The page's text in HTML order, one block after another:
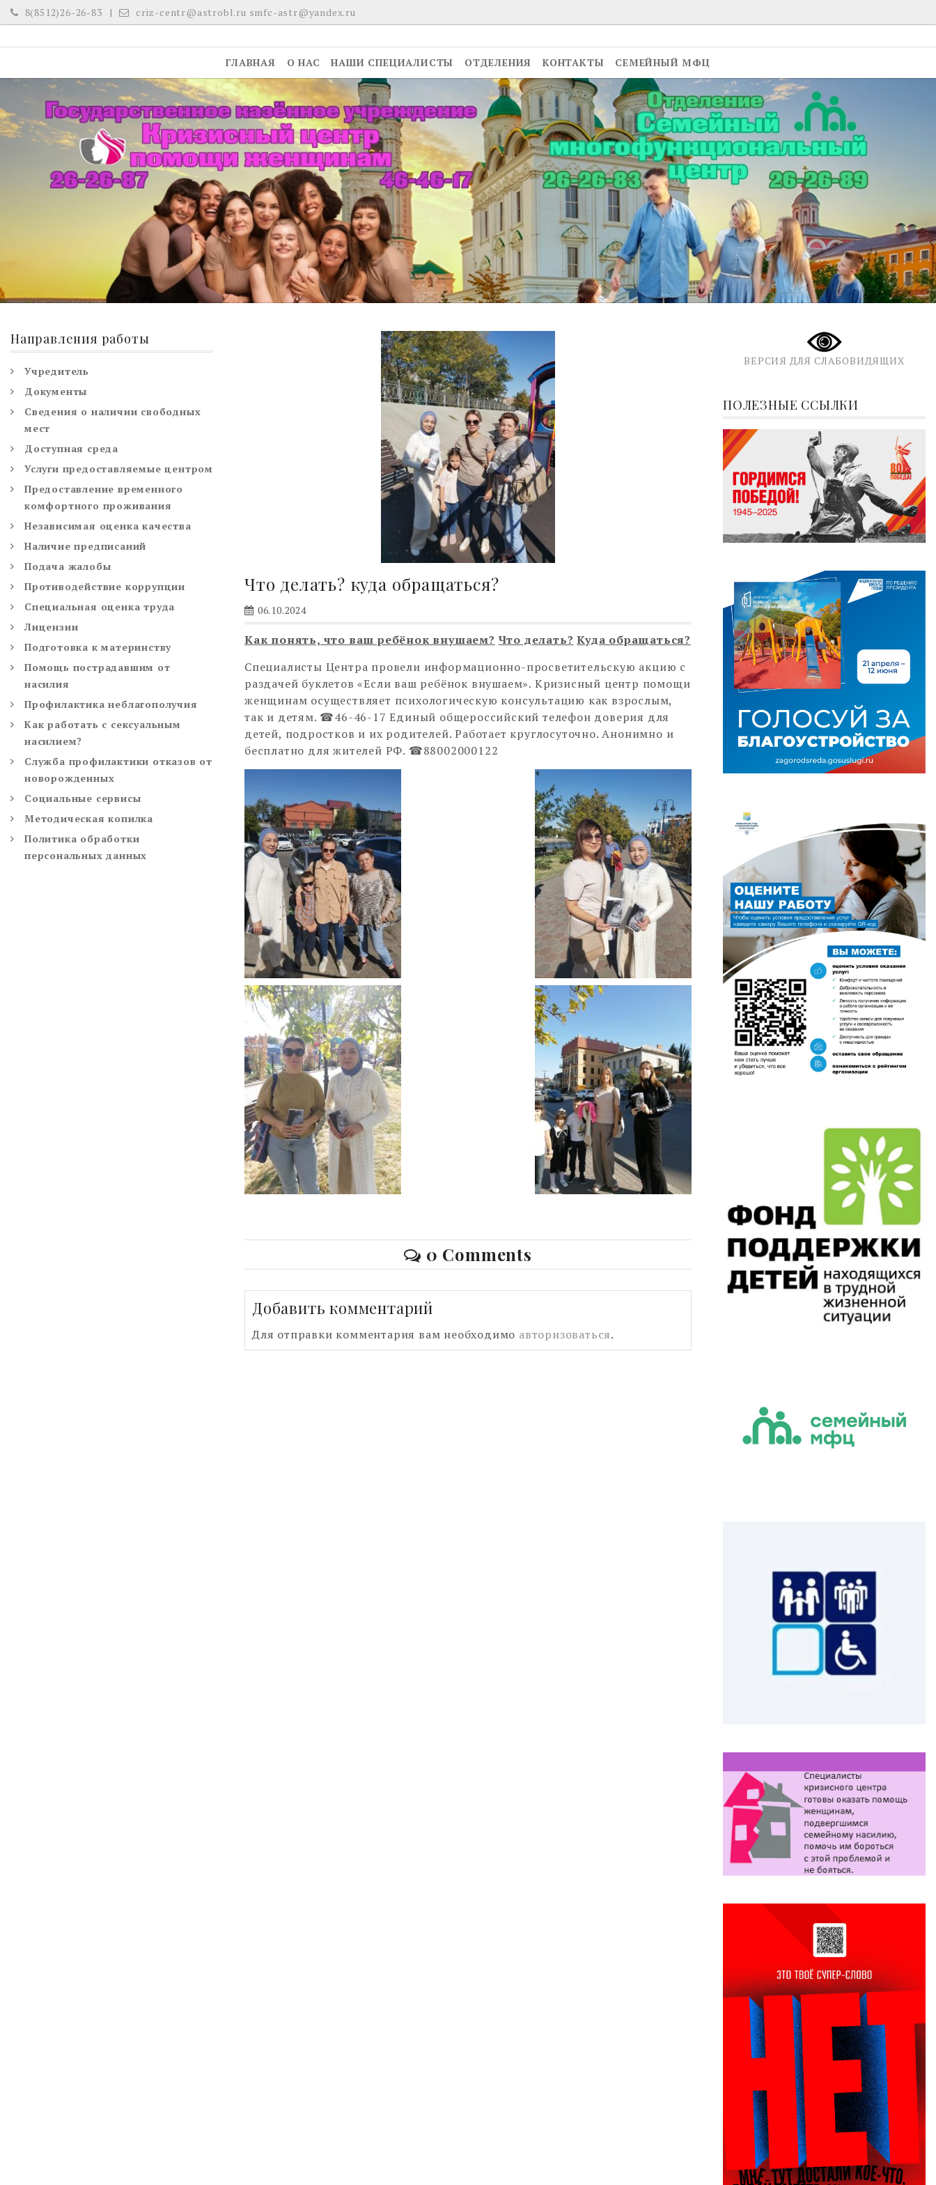
Skip
to
8(8512)26-26-83 criz-centr@astrobl.ru smfc-astr@yandex.ru
ГЛАВНАЯ О НАС НАШИ СПЕЦИАЛИСТЫ ОТДЕЛЕНИЯ КОНТАКТЫ СЕМЕЙНЫЙ МФЦ
Что делать? куда обращаться?
06.10.2024
Как понять, что ваш ребёнок внушаем? Что делать? Куда обращаться?
Специалисты Центра провели информационно-просветительскую акцию с
раздачей буклетов «Если ваш ребёнок внушаем». Кризисный центр помощи
женщинам осуществляет психологическую консультацию как взрослым,
так и детям. ☎46-46-17 Единый общероссийский телефон доверия для
детей, подростков и их родителей. Работает круглосуточно. Анонимно и
бесплатно для жителей РФ. ☎88002000122
0 Comments
Добавить комментарий
Для отправки комментария вам необходимо авторизоваться.
Направления работы
Учредитель
Документы
Сведения о наличии свободных
мест
Доступная среда
Услуги предоставляемые центром
Предоставление временного
комфортного проживания
Независимая оценка качества
Наличие предписаний
Подача жалобы
Противодействие коррупции
Специальная оценка труда
Лицензии
Подготовка к материнству
Помощь пострадавшим от
насилия
Профилактика неблагополучия
Как работать с сексуальным
насилием?
Служба профилактики отказов от
новорожденных
Социальные сервисы
Методическая копилка
Политика обработки
персональных данных
ВЕРСИЯ ДЛЯ СЛАБОВИДЯЩИХ
ПОЛЕЗНЫЕ ССЫЛКИ